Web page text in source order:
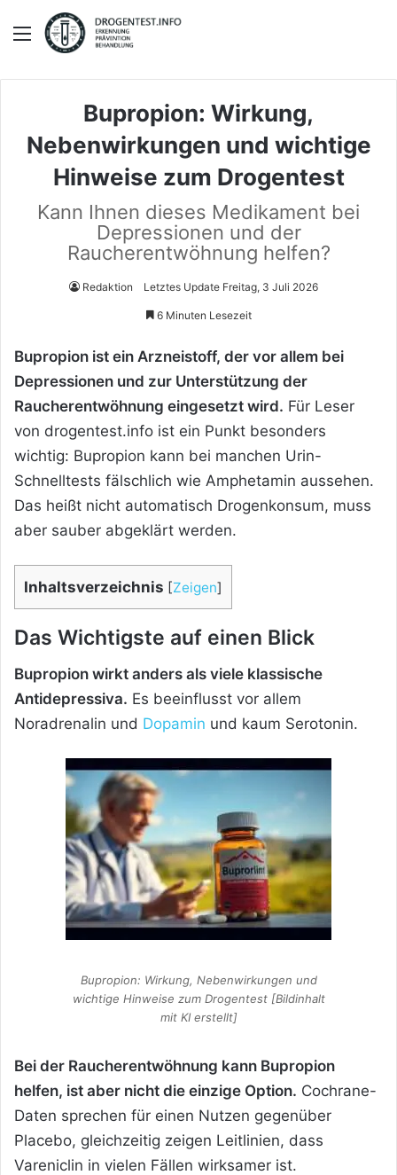
Menü
Bupropion: Wirkung,
Nebenwirkungen und wichtige
Hinweise zum Drogentest
Kann Ihnen dieses Medikament bei
Depressionen und der
Raucherentwöhnung helfen?
Redaktion Letztes Update Freitag, 3 Juli 2026
6 Minuten Lesezeit
Bupropion ist ein Arzneistoff, der vor allem bei
Depressionen und zur Unterstützung der
Raucherentwöhnung eingesetzt wird. Für Leser
von drogentest.info ist ein Punkt besonders
wichtig: Bupropion kann bei manchen Urin-
Schnelltests fälschlich wie Amphetamin aussehen.
Das heißt nicht automatisch Drogenkonsum, muss
aber sauber abgeklärt werden.
Inhaltsverzeichnis [Zeigen]
Das Wichtigste auf einen Blick
Bupropion wirkt anders als viele klassische
Antidepressiva. Es beeinflusst vor allem
Noradrenalin und Dopamin und kaum Serotonin.
Bupropion: Wirkung, Nebenwirkungen und
wichtige Hinweise zum Drogentest [Bildinhalt
mit KI erstellt]
Bei der Raucherentwöhnung kann Bupropion
helfen, ist aber nicht die einzige Option. Cochrane-
Daten sprechen für einen Nutzen gegenüber
Placebo, gleichzeitig zeigen Leitlinien, dass
Vareniclin in vielen Fällen wirksamer ist.